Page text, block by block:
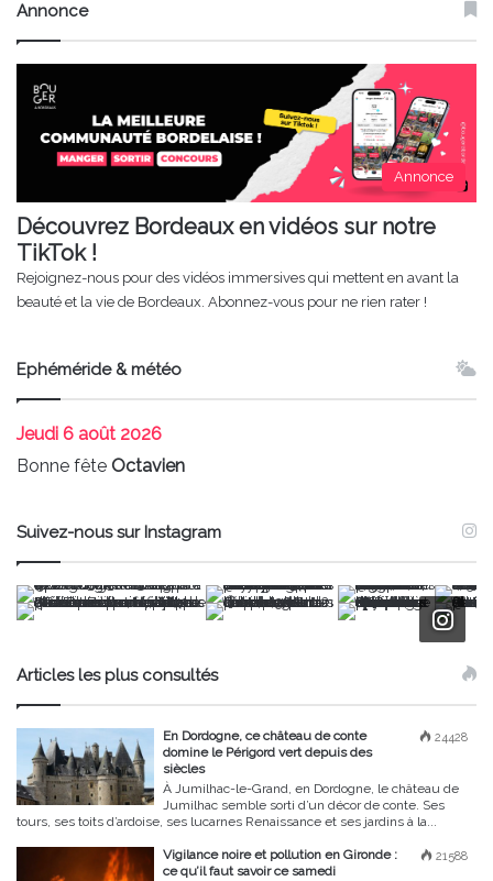
Annonce
Annonce
Découvrez Bordeaux en vidéos sur notre
TikTok !
Rejoignez-nous pour des vidéos immersives qui mettent en avant la
beauté et la vie de Bordeaux. Abonnez-vous pour ne rien rater !
Ephéméride & météo
Jeudi 6 août 2026
Bonne fête Octavien
Suivez-nous sur Instagram
Articles les plus consultés
24428
En Dordogne, ce château de conte
domine le Périgord vert depuis des
siècles
À Jumilhac-le-Grand, en Dordogne, le château de
Jumilhac semble sorti d’un décor de conte. Ses
tours, ses toits d’ardoise, ses lucarnes Renaissance et ses jardins à la...
21588
Vigilance noire et pollution en Gironde :
ce qu’il faut savoir ce samedi